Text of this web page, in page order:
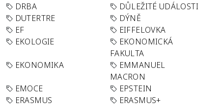
DRBA
DŮLEŽITÉ UDÁLOSTI
DUTERTRE
DÝNĚ
EF
EIFFELOVKA
EKOLOGIE
EKONOMICKÁ
FAKULTA
EKONOMIKA
EMMANUEL
MACRON
EMOCE
EPSTEIN
ERASMUS
ERASMUS+